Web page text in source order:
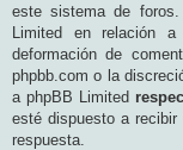
este sistema de
Limited en relación a
deformación de
phpbb.com o la
a phpBB Limited
esté dispuesto a recibir
respuesta.